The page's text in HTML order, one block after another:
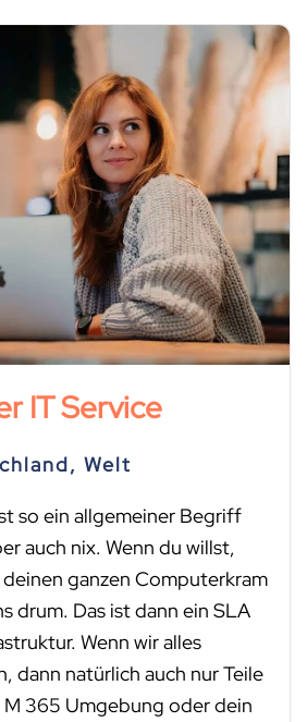
IT Service
Welt
so ein allgemeiner Begriff
auch nix. Wenn du willst,
ganzen Computerkram
drum. Das ist dann ein SLA
Wenn wir alles
dann natürlich auch nur Teile
365 Umgebung oder dein